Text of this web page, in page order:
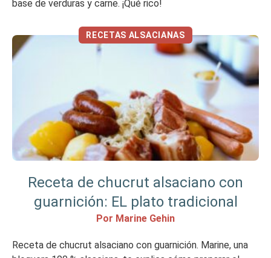
base de verduras y carne. ¡Qué rico!
RECETAS ALSACIANAS
Receta de chucrut alsaciano con
guarnición: EL plato tradicional
Por Marine Gehin
Receta de chucrut alsaciano con guarnición. Marine, una